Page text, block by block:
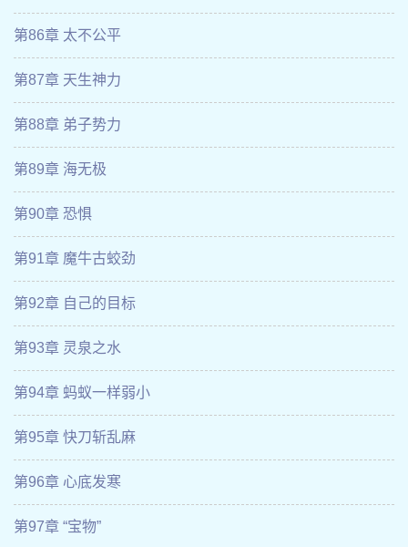
第86章 太不公平
第87章 天生神力
第88章 弟子势力
第89章 海无极
第90章 恐惧
第91章 魔牛古蛟劲
第92章 自己的目标
第93章 灵泉之水
第94章 蚂蚁一样弱小
第95章 快刀斩乱麻
第96章 心底发寒
第97章 “宝物”